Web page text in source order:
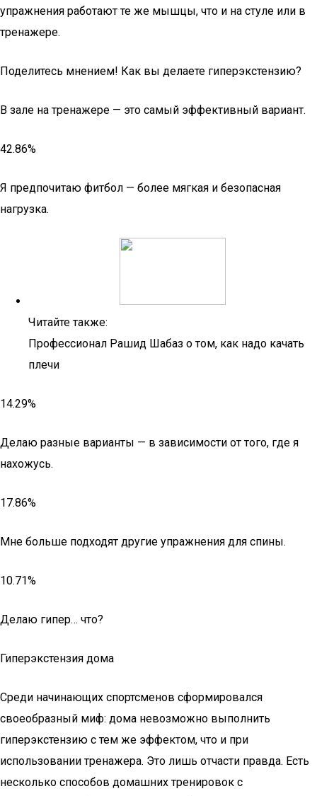
упражнения работают те же мышцы, что и на стуле или в
тренажере.
Поделитесь мнением! Как вы делаете гиперэкстензию?
В зале на тренажере — это самый эффективный вариант.
42.86%
Я предпочитаю фитбол — более мягкая и безопасная
нагрузка.
Читайте также:
Профессионал Рашид Шабаз о том, как надо качать
плечи
14.29%
Делаю разные варианты — в зависимости от того, где я
нахожусь.
17.86%
Мне больше подходят другие упражнения для спины.
10.71%
Делаю гипер… что?
Гиперэкстензия дома
Среди начинающих спортсменов сформировался
своеобразный миф: дома невозможно выполнить
гиперэкстензию с тем же эффектом, что и при
использовании тренажера. Это лишь отчасти правда. Есть
несколько способов домашних тренировок с